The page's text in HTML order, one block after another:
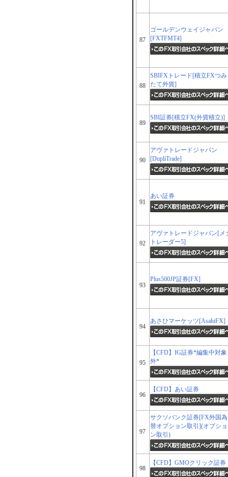
87
ゴールデンウェイジャパン
[FXTFMT4]
88
SBIFXトレード[積立FXつみ
たて外貨]
89
SBI証券[積立FX(外貨積立)]
90
アヴァトレードジャパン
[DupliTrade]
91
あい証券
92
アヴァトレードジャパン[メ
トレーダー5]
93
Plus500JP証券[FX]
94
あさひマーケッツ[AsahiFX]
95
【CFD】IG証券*編集中対象
外*
96
【CFD】あい証券
97
サクソバンク証券[FX外国為
替オプション取引](オプショ
ン取引)
98
【CFD】GMOクリック証券